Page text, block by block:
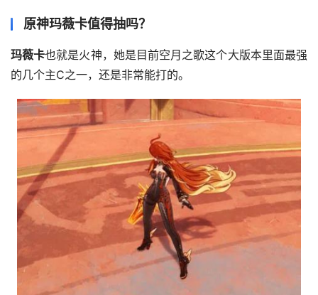
原神玛薇卡值得抽吗？
玛薇卡也就是火神，她是目前空月之歌这个大版本里面最强
的几个主C之一，还是非常能打的。